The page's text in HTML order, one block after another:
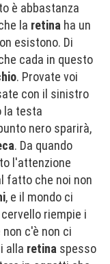
è abbastanza
la retina ha un
esistono. Di
cada in questo
. Provate voi
con il sinistro
la testa
nero sparirà,
. Da quando
l'attenzione
fatto che noi non
, e il mondo ci
riempie i
c'è non ci
alla retina spesso